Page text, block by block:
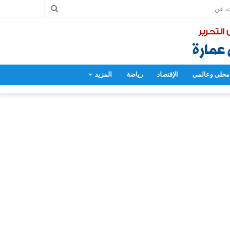
بحث
محلي وعالمي الإقتصاد رياضة المزيد